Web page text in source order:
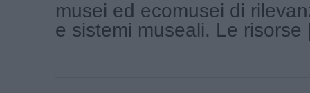
musei ed ecomusei di
e sistemi museali. Le risorse